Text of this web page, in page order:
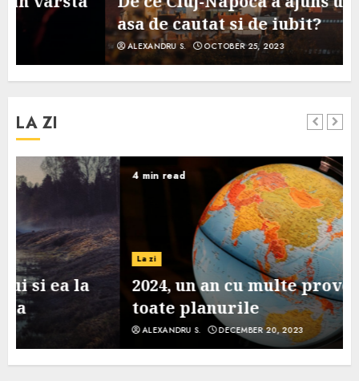
asa de cautat si de iubit?
OCTOBER 25, 2023
LA ZI
4 min read
La zi
2024, un an cu multe provocari pe
toate planurile
DECEMBER 20, 2023